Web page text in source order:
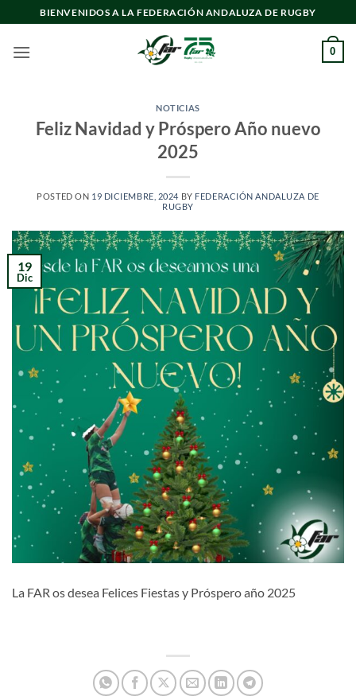
al
contenido
BIENVENIDOS A LA FEDERACIÓN ANDALUZA DE RUGBY
0
NOTICIAS
Feliz Navidad y Próspero Año nuevo
2025
POSTED ON 19 DICIEMBRE, 2024 BY FEDERACIÓN ANDALUZA DE
RUGBY
19
Dic
La FAR os desea Felices Fiestas y Próspero año 2025